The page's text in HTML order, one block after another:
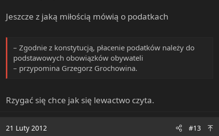
Jeszcze z jaką miłością mówią o podatkach
– Zgodnie z konstytucją, płacenie podatków należy do
podstawowych obowiązków obywateli
– przypomina Grzegorz Grochowina.
Rzygać się chce jak się lewactwo czyta.
21 Luty 2012 #13